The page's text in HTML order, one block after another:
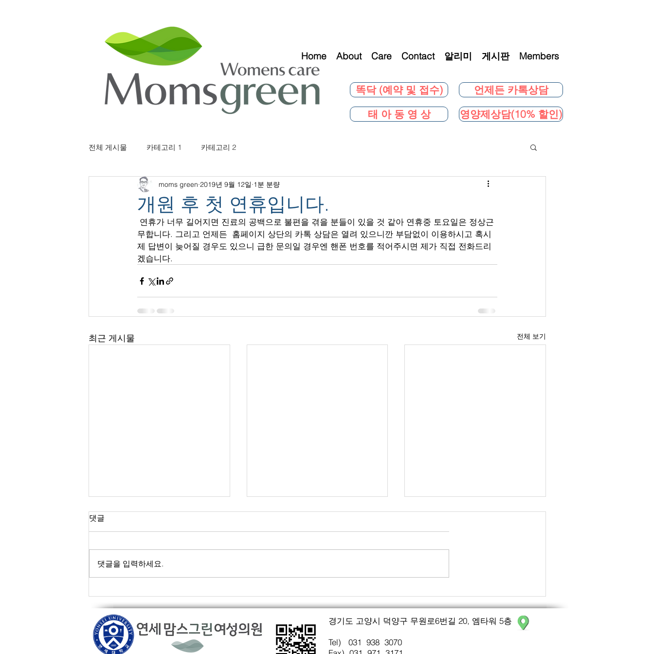
똑닥 (예약 및 접수)
언제든 카톡상담
태 아 동 영 상
영양제상담(10% 할인)
Home About Care Contact 알리미 게시판 Members
전체 게시물 카테고리 1 카테고리 2
개원 후 첫 연휴입니다.
moms green 2019년 9월 12일 1분 분량
무합니다. 그리고 언제든  홈페이지 상단의 카톡 상담은 열려 있으니깐 부담없이 이용하시고 혹시
제 답변이 늦어질 경우도 있으니 급한 문의일 경우엔 핸폰 번호를 적어주시면 제가 직접 전화드리
겠습니다.
최근 게시물 전체 보기
가다실 9
가다실 9 접종가격이 인상되었습
매주 목요일 오전은 휴진입니
해 바라면서 진료 및 예약에 혼돈
5,000 번째 고객님이 등록되었
마음을 잃지 않고 앞으로도 내원하
니다.
댓글
댓글을 입력하세요.
경기도 고양시 덕양구 무원로6번길 20, 엠타워 5층
​Tel) 031 938 3070